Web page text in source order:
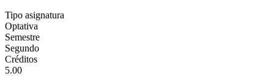
Tipo asignatura
Optativa
Semestre
Segundo
Créditos
5.00